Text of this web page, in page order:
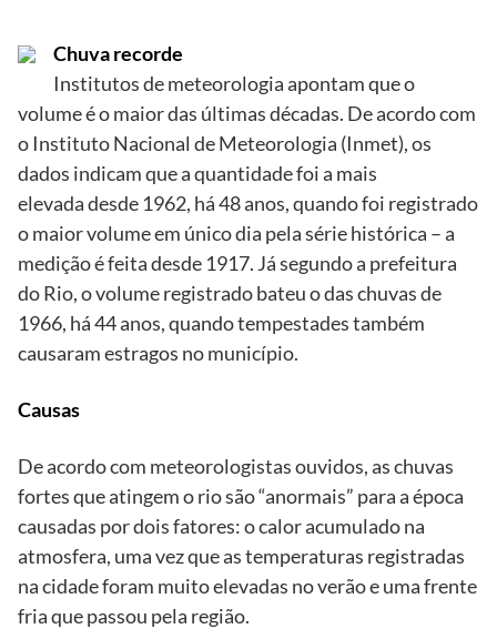
Chuva recorde
Institutos de meteorologia apontam que o
volume é o maior das últimas décadas. De acordo com
o Instituto Nacional de Meteorologia (Inmet), os
dados indicam que a quantidade foi a mais
elevada desde 1962, há 48 anos, quando foi registrado
o maior volume em único dia pela série histórica – a
medição é feita desde 1917. Já segundo a prefeitura
do Rio, o volume registrado bateu o das chuvas de
1966, há 44 anos, quando tempestades também
causaram estragos no município.
Causas
De acordo com meteorologistas ouvidos, as chuvas
fortes que atingem o rio são “anormais” para a época
causadas por dois fatores: o calor acumulado na
atmosfera, uma vez que as temperaturas registradas
na cidade foram muito elevadas no verão e uma frente
fria que passou pela região.